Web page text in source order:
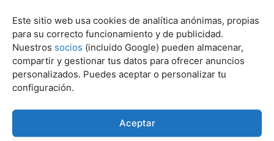
Este sitio web usa cookies de analítica anónimas, propias
para su correcto funcionamiento y de publicidad.
Nuestros socios (incluido Google) pueden almacenar,
compartir y gestionar tus datos para ofrecer anuncios
personalizados. Puedes aceptar o personalizar tu
configuración.
Aceptar